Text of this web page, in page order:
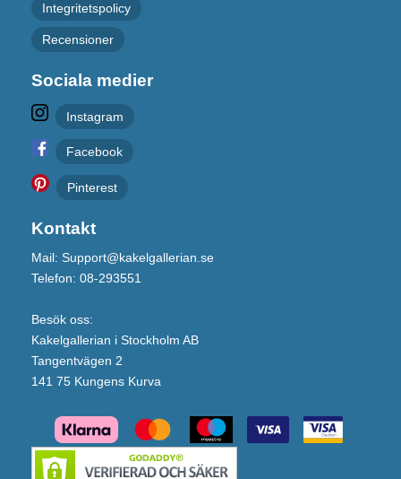
Integritetspolicy
Recensioner
Sociala medier
Instagram
Facebook
Pinterest
Kontakt
Mail: Support@kakelgallerian.se
Telefon: 08-293551
Besök oss:
Kakelgallerian i Stockholm AB
Tangentvägen 2
141 75 Kungens Kurva